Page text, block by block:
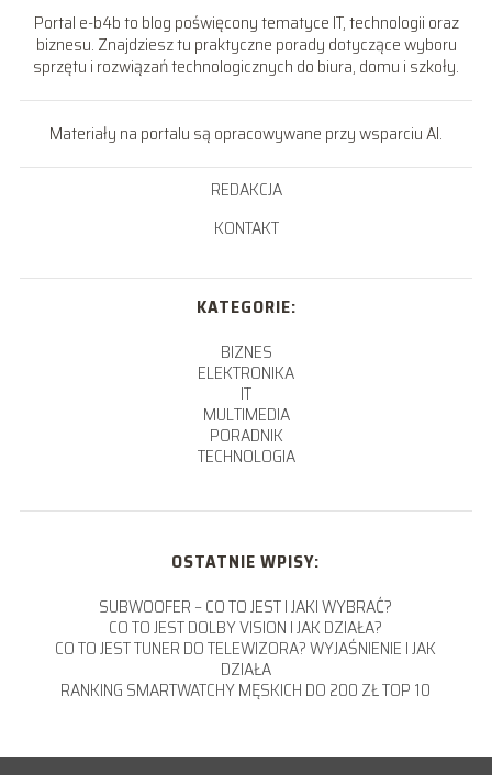
Portal e-b4b to blog poświęcony tematyce IT, technologii oraz
biznesu. Znajdziesz tu praktyczne porady dotyczące wyboru
sprzętu i rozwiązań technologicznych do biura, domu i szkoły.
Materiały na portalu są opracowywane przy wsparciu AI.
REDAKCJA
KONTAKT
KATEGORIE:
BIZNES
ELEKTRONIKA
IT
MULTIMEDIA
PORADNIK
TECHNOLOGIA
OSTATNIE WPISY:
SUBWOOFER – CO TO JEST I JAKI WYBRAĆ?
CO TO JEST DOLBY VISION I JAK DZIAŁA?
CO TO JEST TUNER DO TELEWIZORA? WYJAŚNIENIE I JAK
DZIAŁA
RANKING SMARTWATCHY MĘSKICH DO 200 ZŁ TOP 10